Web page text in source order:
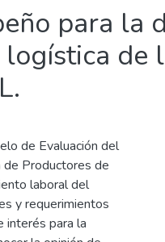
para la
de
de Evaluación del
de Productores de
laboral del
y requerimientos
interés para la